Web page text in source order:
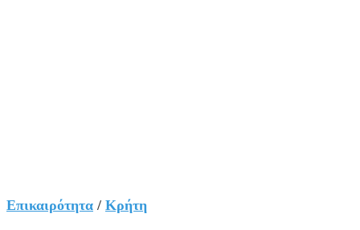
Επικαιρότητα / Κρήτη